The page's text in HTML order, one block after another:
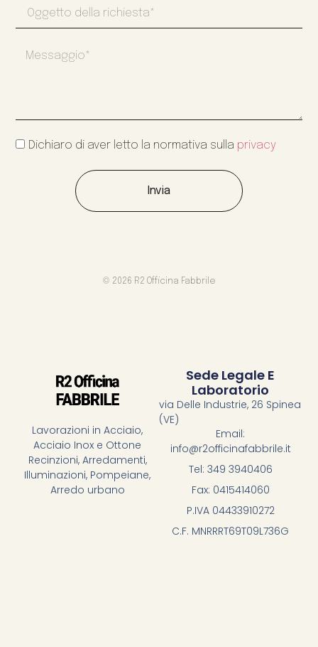
Dichiaro di aver letto la normativa sulla privacy
Invia
© 2026 R2 Officina Fabbrile
Lavorazioni in Acciaio,
Acciaio Inox e Ottone
Recinzioni, Arredamenti,
Illuminazioni, Pompeiane,
Arredo urbano
Sede Legale E
Laboratorio
via Delle Industrie, 26 Spinea
(VE)
Email:
info@r2officinafabbrile.it
Tel: 349 3940406
Fax: 0415414060
P.IVA 04433910272
C.F. MNRRRT69T09L736G